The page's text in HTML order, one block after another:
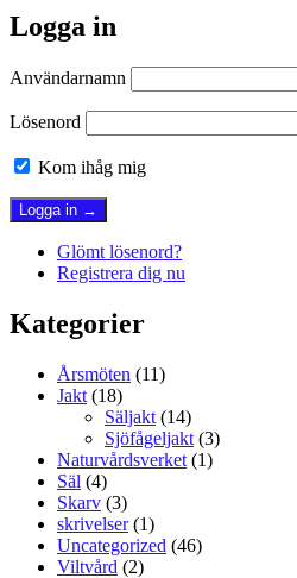
Logga in
Användarnamn
Lösenord
Kom ihåg mig
Glömt lösenord?
Registrera dig nu
Kategorier
Årsmöten (11)
Jakt (18)
Säljakt (14)
Sjöfågeljakt (3)
Naturvårdsverket (1)
Säl (4)
Skarv (3)
skrivelser(1)
Uncategorized (46)
Viltvård (2)